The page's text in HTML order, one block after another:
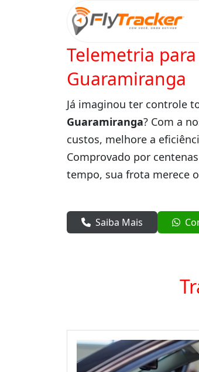
Telemetria
Guaramiranga
Já imaginou ter controle
Guaramiranga? Com a
custos, melhore a
Comprovado por
tempo, sua frota merece
Saiba Mais